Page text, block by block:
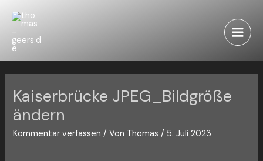
Inhalt
springen
Main
Kaiserbrücke JPEG_Bildgröße
ändern
Kommentar verfassen / Von Thomas/ 5. Juli 2023